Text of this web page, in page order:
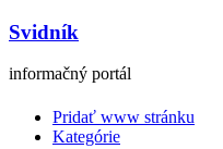
Svidník
informačný portál
Pridať www stránku
Kategórie